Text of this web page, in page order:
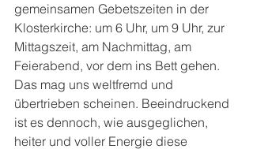
gemeinsamen Gebetszeiten in der
Klosterkirche: um 6 Uhr, um 9 Uhr, zur
Mittagszeit, am Nachmittag, am
Feierabend, vor dem ins Bett gehen.
Das mag uns weltfremd und
übertrieben scheinen. Beeindruckend
ist es dennoch, wie ausgeglichen,
heiter und voller Energie diese